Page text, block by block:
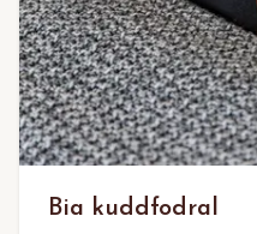
Bia kuddfodral